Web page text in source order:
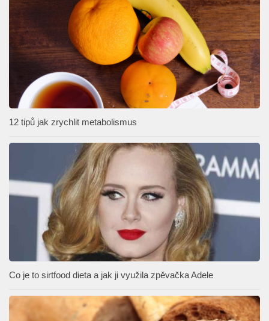
12 tipů jak zrychlit metabolismus
Co je to sirtfood dieta a jak ji využila zpěvačka Adele